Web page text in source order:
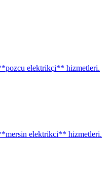
elektrikçi** hizmetleri.
elektrikci** hizmetleri.